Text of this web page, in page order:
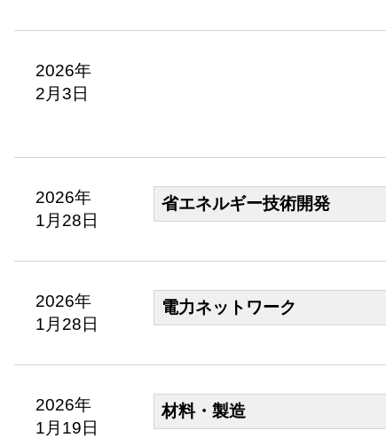
2026年
2月3日
2026年
1月28日
省エネルギー技術開発
2026年
1月28日
電力ネットワーク
2026年
1月19日
材料・製造